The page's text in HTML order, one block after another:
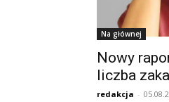
Na głównej
Nowy
liczba
redakcja -